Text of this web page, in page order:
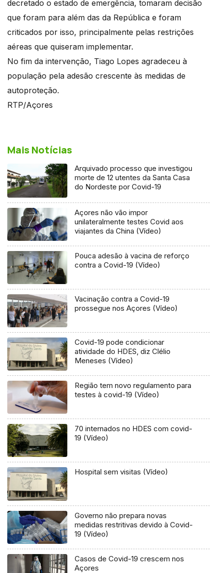
decretado o estado de emergência, tomaram decisão
que foram para além das da República e foram
criticados por isso, principalmente pelas restrições
aéreas que quiseram implementar.
No fim da intervenção, Tiago Lopes agradeceu à
população pela adesão crescente às medidas de
autoproteção.
RTP/Açores
Mais Notícias
Arquivado processo que investigou
morte de 12 utentes da Santa Casa
do Nordeste por Covid-19
Açores não vão impor
unilateralmente testes Covid aos
viajantes da China (Vídeo)
Pouca adesão à vacina de reforço
contra a Covid-19 (Vídeo)
Vacinação contra a Covid-19
prossegue nos Açores (Vídeo)
Covid-19 pode condicionar
atividade do HDES, diz Clélio
Meneses (Vídeo)
Região tem novo regulamento para
testes à covid-19 (Vídeo)
70 internados no HDES com covid-
19 (Vídeo)
Hospital sem visitas (Vídeo)
Governo não prepara novas
medidas restritivas devido à Covid-
19 (Vídeo)
Casos de Covid-19 crescem nos
Açores